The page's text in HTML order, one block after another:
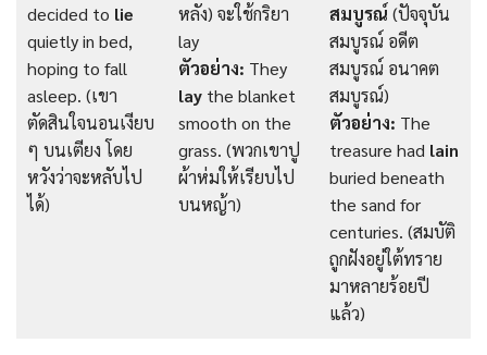
decided to lie
quietly in bed,
hoping to fall
asleep. (เขา
ตัดสินใจนอนเงียบ
ๆ บนเตียง โดย
หวังว่าจะหลับไป
ได้)
หลัง) จะใช้กริยา
lay
ตัวอย่าง: They
lay the blanket
smooth on the
grass. (พวกเขาปู
ผ้าห่มให้เรียบไป
บนหญ้า)
สมบูรณ์ (ปัจจุบัน
สมบูรณ์ อดีต
สมบูรณ์ อนาคต
สมบูรณ์)
ตัวอย่าง: The
treasure had lain
buried beneath
the sand for
centuries. (สมบัติ
ถูกฝังอยู่ใต้ทราย
มาหลายร้อยปี
แล้ว)